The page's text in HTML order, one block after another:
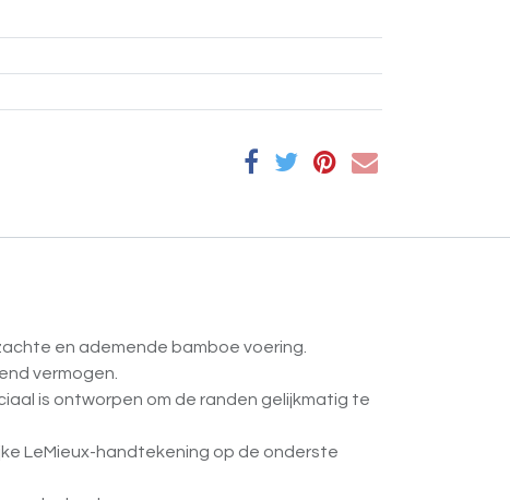
en ademende bamboe voering.
vermogen.
is ontworpen om de randen gelijkmatig te
LeMieux-handtekening op de onderste